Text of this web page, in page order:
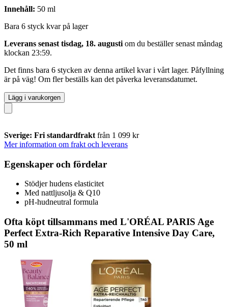
Innehåll: 50 ml
Bara 6 styck kvar på lager
Leverans senast tisdag, 18. augusti om du beställer senast måndag
klockan 23:59.
Det finns bara 6 stycken av denna artikel kvar i vårt lager. Påfyllning
är på väg! Om fler beställs kan det påverka leveransdatumet.
Lägg i varukorgen
Sverige: Fri standardfrakt från 1 099 kr
Mer information om frakt och leverans
Egenskaper och fördelar
Stödjer hudens elasticitet
Med nattljusolja & Q10
pH-hudneutral formula
Ofta köpt tillsammans med L'ORÉAL PARIS Age
Perfect Extra-Rich Reparative Intensive Day Care,
50 ml